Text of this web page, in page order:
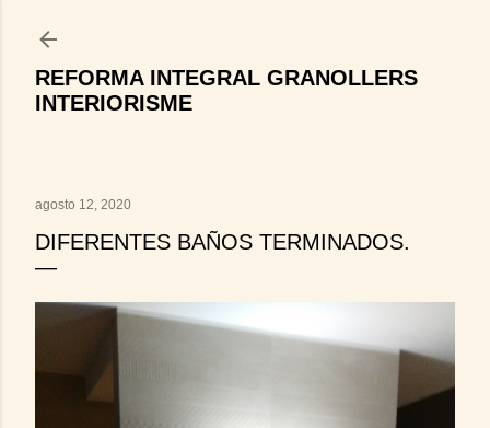
REFORMA INTEGRAL GRANOLLERS
INTERIORISME
agosto 12, 2020
DIFERENTES BAÑOS TERMINADOS.